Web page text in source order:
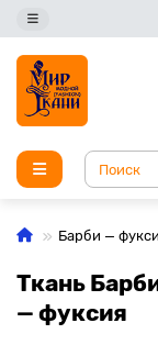
Барби —
Ткань
— фуксия